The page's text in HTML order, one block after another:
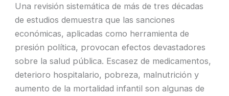
Una revisión sistemática de más de tres décadas
de estudios demuestra que las sanciones
económicas, aplicadas como herramienta de
presión política, provocan efectos devastadores
sobre la salud pública. Escasez de medicamentos,
deterioro hospitalario, pobreza, malnutrición y
aumento de la mortalidad infantil son algunas de